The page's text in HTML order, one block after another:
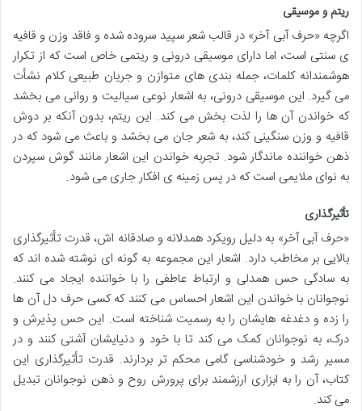
ریتم و موسیقی
اگرچه «حرف آبی آخر» در قالب شعر سپید سروده شده و فاقد وزن و قافیه
ی سنتی است، اما دارای موسیقی درونی و ریتمی خاص است که از تکرار
هوشمندانه کلمات، جمله بندی های متوازن و جریان طبیعی کلام نشأت
می گیرد. این موسیقی درونی، به اشعار نوعی سیالیت و روانی می بخشد
که خواندن آن ها را لذت بخش می کند. این ریتم، بدون آنکه بر دوش
قافیه و وزن سنگینی کند، به شعر جان می بخشد و باعث می شود که در
ذهن خواننده ماندگار شود. تجربه خواندن این اشعار مانند گوش سپردن
به نوای ملایمی است که در پس زمینه ی افکار جاری می شود.
تأثیرگذاری
«حرف آبی آخر» به دلیل رویکرد همدلانه و صادقانه اش، قدرت تأثیرگذاری
بالایی بر مخاطب دارد. اشعار این مجموعه به گونه ای نوشته شده اند که
به سادگی حس همدلی و ارتباط عاطفی را با خواننده ایجاد می کنند.
نوجوانان با خواندن این اشعار احساس می کنند که کسی حرف دل آن ها
را زده و دغدغه هایشان را به رسمیت شناخته است. این حس پذیرش و
درک، به نوجوانان کمک می کند تا با خود و دنیایشان آشتی کنند و در
مسیر رشد و خودشناسی گامی محکم تر بردارند. قدرت تأثیرگذاری این
کتاب، آن را به ابزاری ارزشمند برای پرورش روح و ذهن نوجوانان تبدیل
می کند.